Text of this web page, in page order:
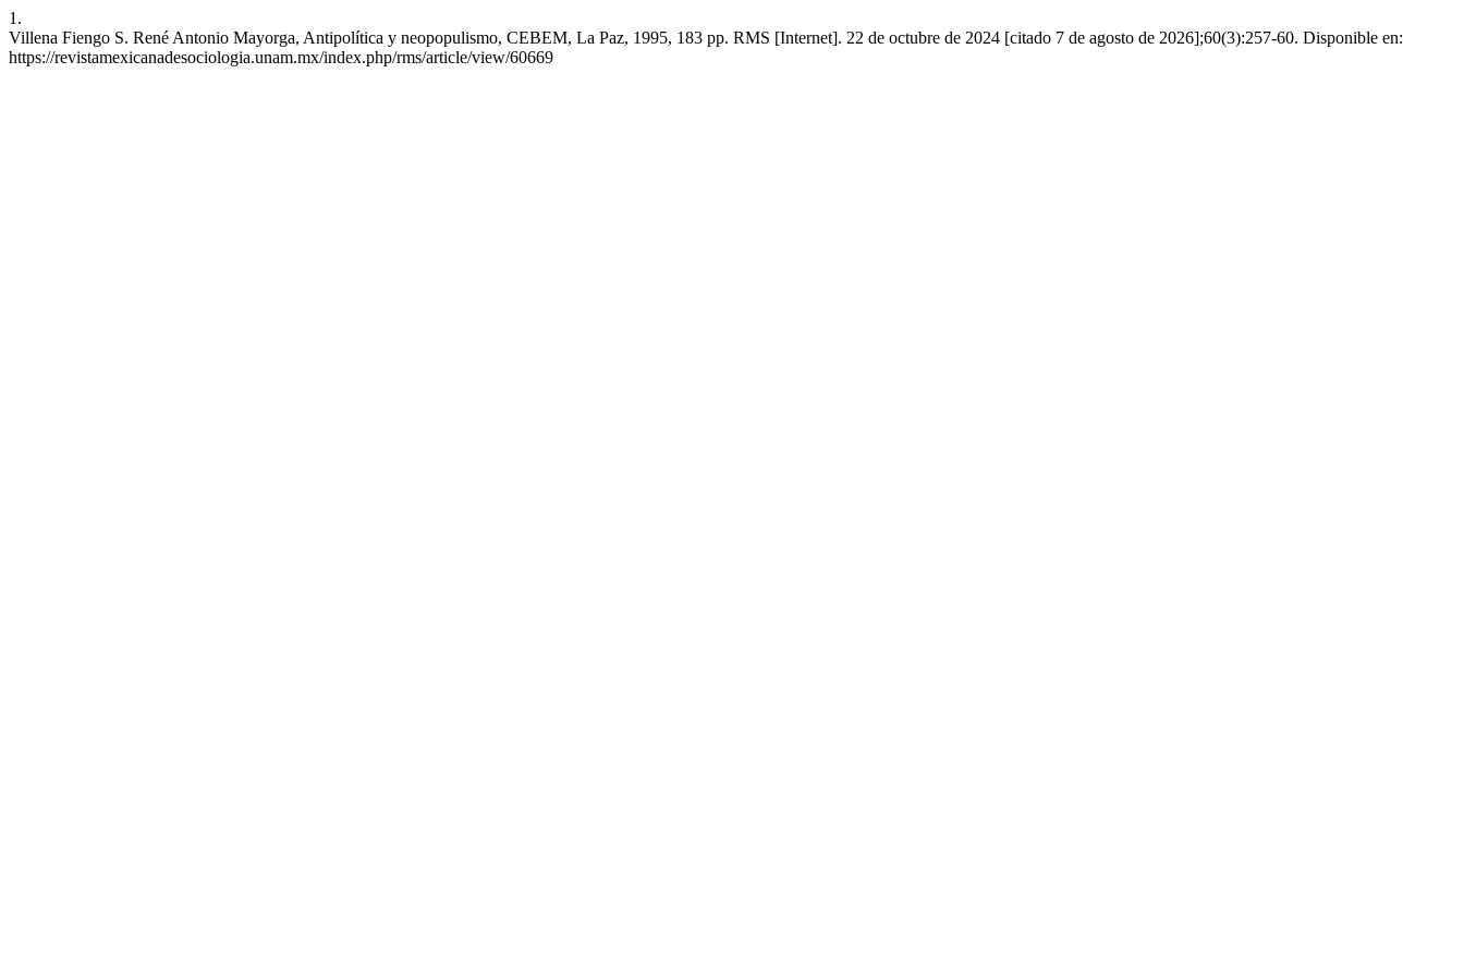
1.
Villena Fiengo S. René Antonio Mayorga, Antipolítica y neopopulismo, CEBEM, La Paz, 1995, 183 pp. RMS [Internet]. 22 de octubre de 2024 [citado 7 de agosto de 2026];60(3):257-60. Disponible en:
https://revistamexicanadesociologia.unam.mx/index.php/rms/article/view/60669